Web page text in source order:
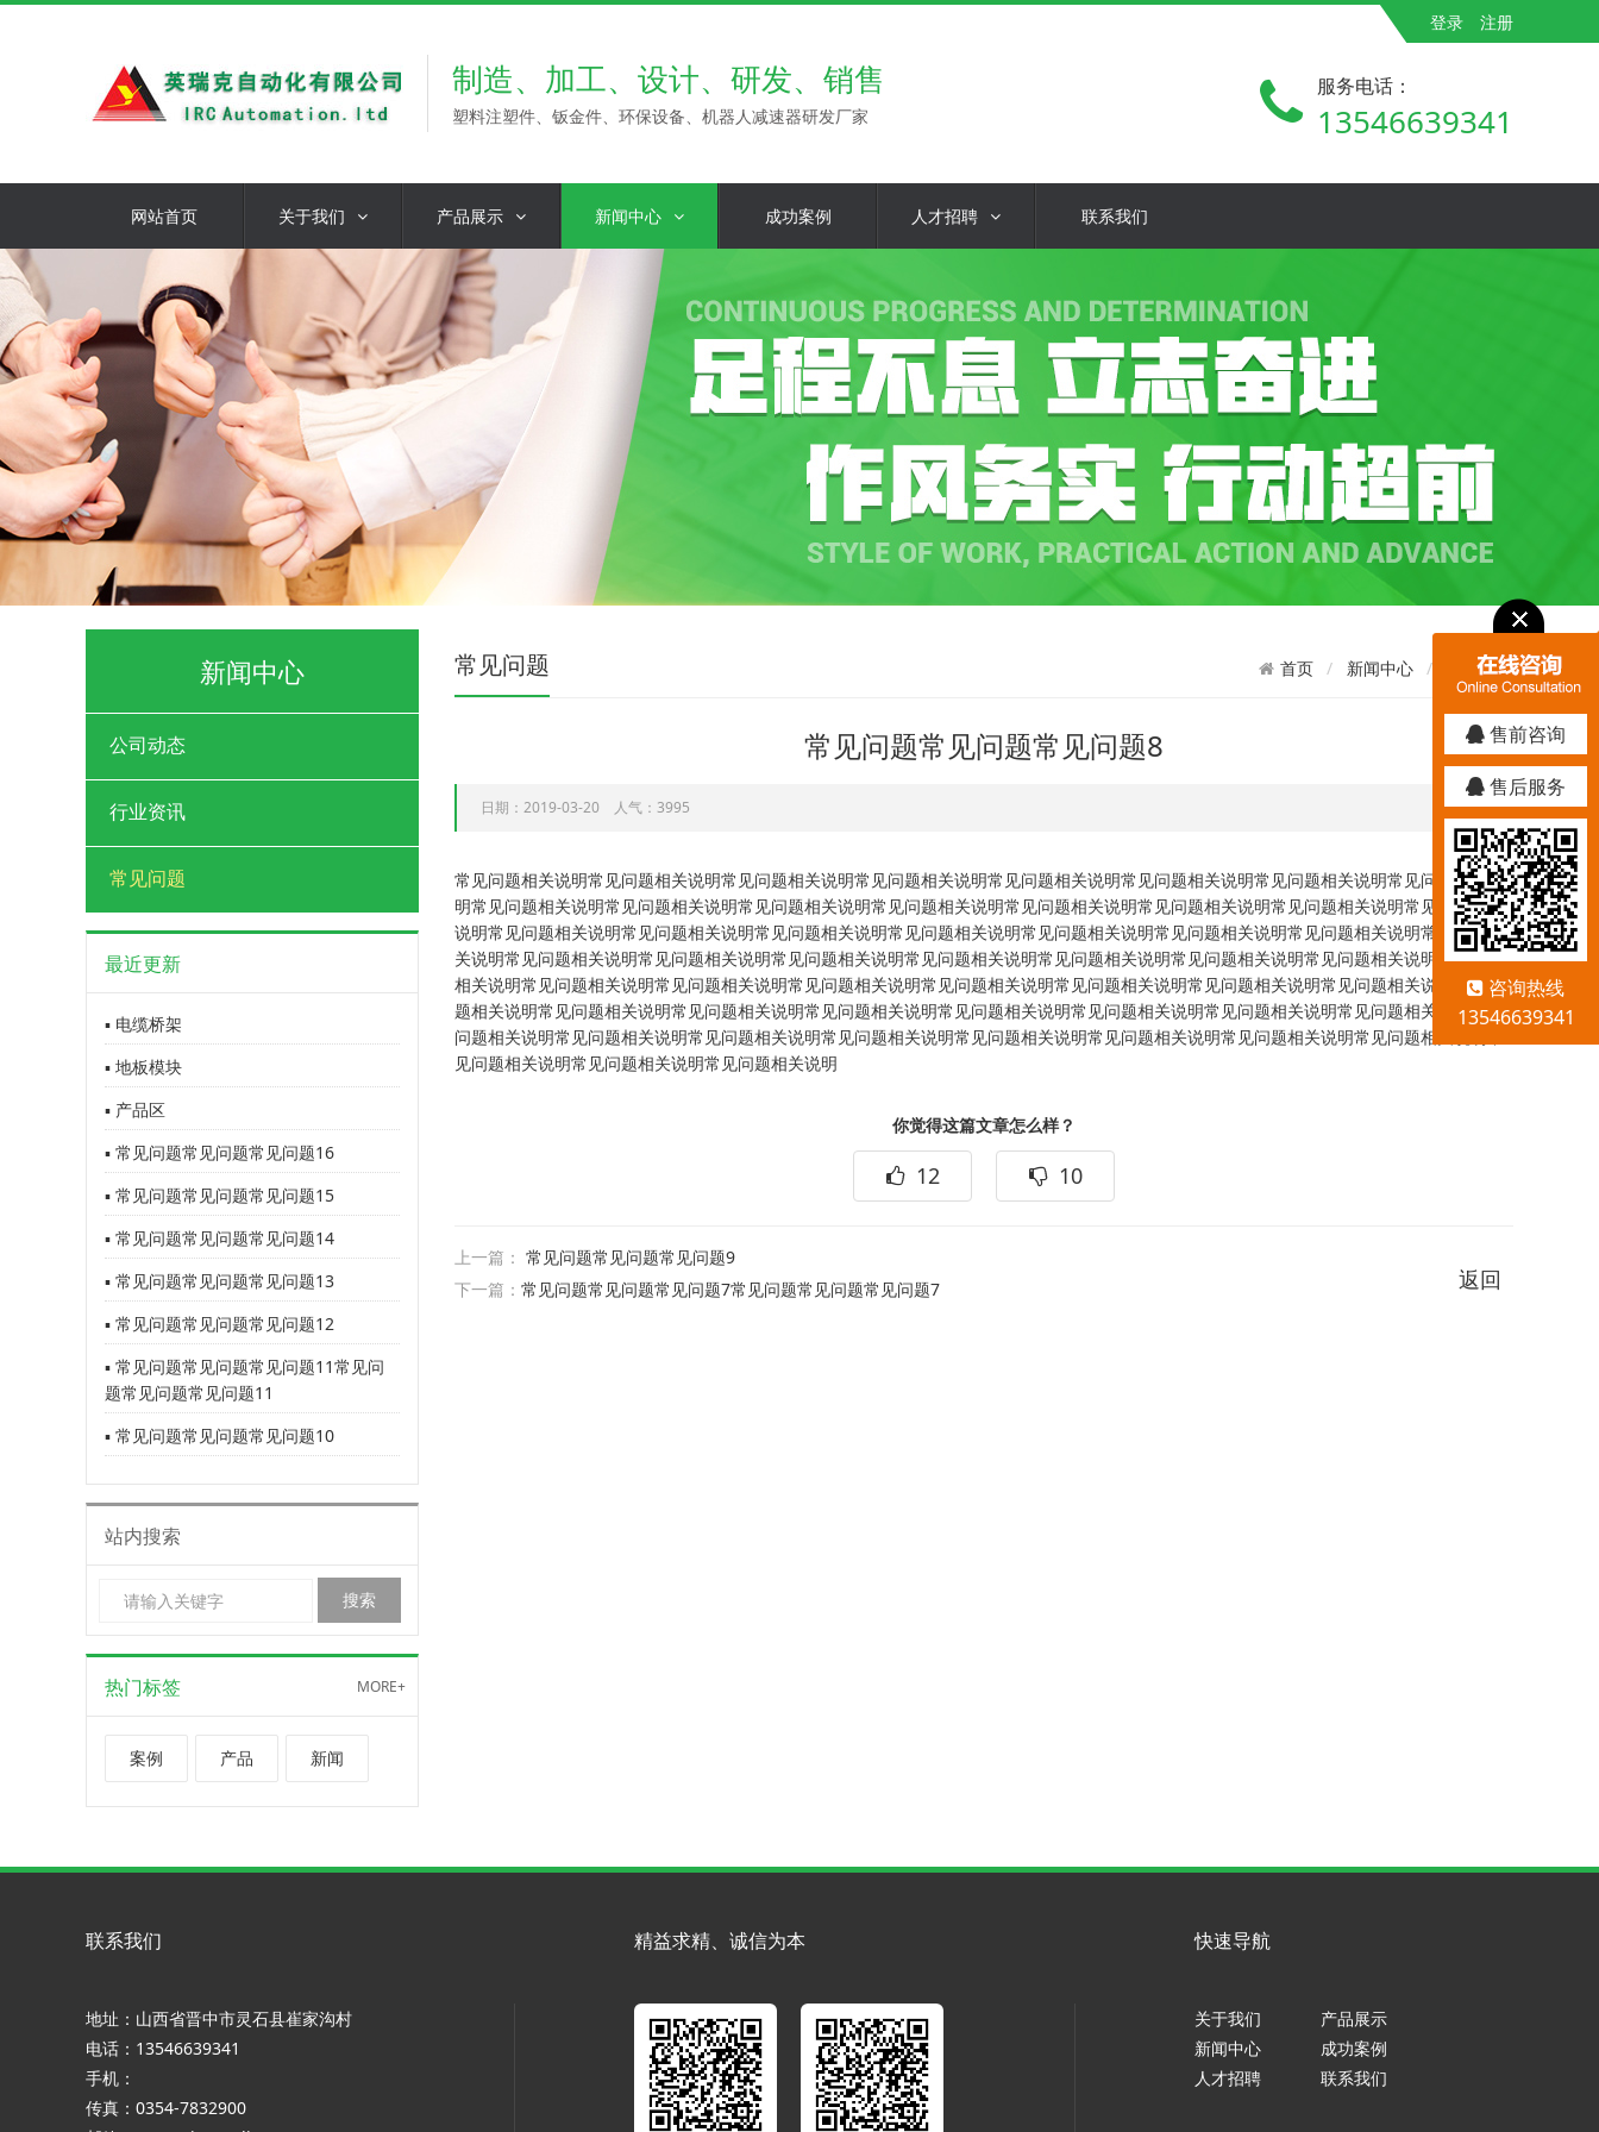
登录 注册
制造、加工、设计、研发、销售
塑料注塑件、钣金件、环保设备、机器人减速器研发厂家
服务电话：
13546639341
网站首页 关于我们 产品展示 新闻中心 成功案例 人才招聘 联系我们
新闻中心
公司动态
行业资讯
常见问题
最近更新
▪ 电缆桥架
▪ 地板模块
▪ 产品区
▪ 常见问题常见问题常见问题16
▪ 常见问题常见问题常见问题15
▪ 常见问题常见问题常见问题14
▪ 常见问题常见问题常见问题13
▪ 常见问题常见问题常见问题12
▪ 常见问题常见问题常见问题11常见问
题常见问题常见问题11
▪ 常见问题常见问题常见问题10
站内搜索
MORE+
热门标签
案例 产品 新闻
首页 新闻中心 常见问题
常见问题
常见问题常见问题常见问题8
日期：2019-03-20 人气：3995
常见问题相关说明常见问题相关说明常见问题相关说明常见问题相关说明常见问题相关说明常见问题相关说明常见问题相关说明常见问题相关说
明常见问题相关说明常见问题相关说明常见问题相关说明常见问题相关说明常见问题相关说明常见问题相关说明常见问题相关说明常见问题相关
说明常见问题相关说明常见问题相关说明常见问题相关说明常见问题相关说明常见问题相关说明常见问题相关说明常见问题相关说明常见问题相
关说明常见问题相关说明常见问题相关说明常见问题相关说明常见问题相关说明常见问题相关说明常见问题相关说明常见问题相关说明常见问题
相关说明常见问题相关说明常见问题相关说明常见问题相关说明常见问题相关说明常见问题相关说明常见问题相关说明常见问题相关说明常见问
题相关说明常见问题相关说明常见问题相关说明常见问题相关说明常见问题相关说明常见问题相关说明常见问题相关说明常见问题相关说明常见
问题相关说明常见问题相关说明常见问题相关说明常见问题相关说明常见问题相关说明常见问题相关说明常见问题相关说明常见问题相关说明常
见问题相关说明常见问题相关说明常见问题相关说明
你觉得这篇文章怎么样？
12 10
上一篇： 常见问题常见问题常见问题9
下一篇： 常见问题常见问题常见问题7常见问题常见问题常见问题7 返回
联系我们
地址：山西省晋中市灵石县崔家沟村
电话：13546639341
手机：
传真：0354-7832900
精益求精、诚信为本 快速导航
关于我们
产品展示
新闻中心
成功案例
人才招聘
联系我们
售前咨询
售后服务
咨询热线
13546639341